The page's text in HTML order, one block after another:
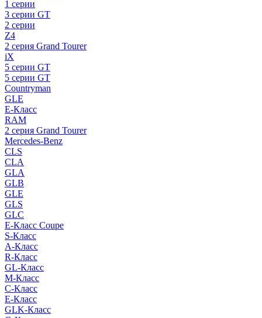
1 серии
3 серии GT
2 серии
Z4
2 серия Grand Tourer
iX
5 серии GT
5 серии GT
Countryman
GLE
E-Класс
RAM
2 серия Grand Tourer
Mercedes-Benz
CLS
CLA
GLA
GLB
GLE
GLS
GLC
E-Класс Coupe
S-Класс
A-Класс
R-Класс
GL-Класс
M-Класс
C-Класс
E-Класс
GLK-Класс